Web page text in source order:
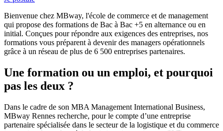
Bienvenue chez MBway, l'école de commerce et de management
qui propose des formations de Bac à Bac +5 en alternance ou en
initial. Conçues pour répondre aux exigences des entreprises, nos
formations vous préparent à devenir des managers opérationnels
grâce à un réseau de plus de 6 500 entreprises partenaires.
Une formation ou un emploi, et pourquoi
pas les deux ?
Dans le cadre de son MBA Management International Business,
MBway Rennes recherche, pour le compte d’une entreprise
partenaire spécialisée dans le secteur de la logistique et du commerce